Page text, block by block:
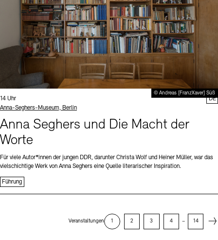
© Andreas [FranzXaver] Süß
Uhrzeit:
14 Uhr
Standort
Anna-Seghers-Museum, Berlin
Anna Seghers und Die Macht der
Worte
Für viele Autor*innen der jungen DDR, darunter Christa Wolf und Heiner Müller, war das
vielschichtige Werk von Anna Seghers eine Quelle literarischer Inspiration.
Führung
DE
Veranstaltungen 1 2 3 4 – 14